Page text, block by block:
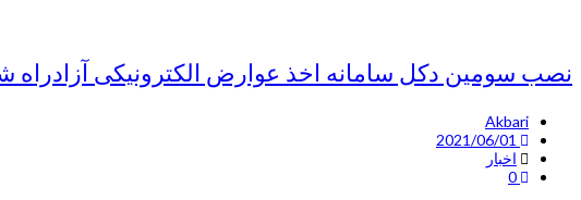
نصب سومین دکل سامانه‌ اخذ عوارض الکترونیکی آزادراه
Akbari
اخبار